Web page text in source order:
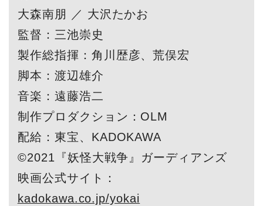
大森南朋 ／ 大沢たかお
監督：三池崇史
製作総指揮：角川歴彦、荒俣宏
脚本：渡辺雄介
音楽：遠藤浩二
制作プロダクション：OLM
配給：東宝、KADOKAWA
©2021『妖怪大戦争』ガーディアンズ
映画公式サイト：
kadokawa.co.jp/yokai